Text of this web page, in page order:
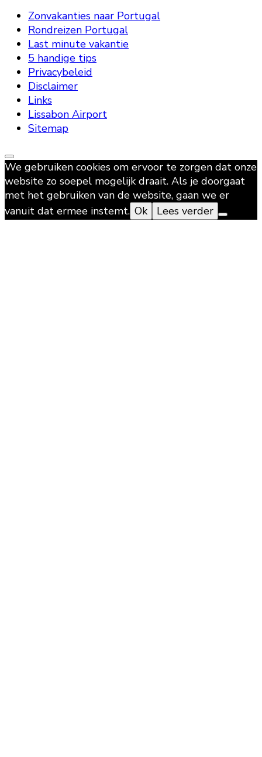
Zonvakanties naar Portugal
Rondreizen Portugal
Last minute vakantie
5 handige tips
Privacybeleid
Disclaimer
Links
Lissabon Airport
Sitemap
We gebruiken cookies om ervoor te zorgen dat onze
website zo soepel mogelijk draait. Als je doorgaat
met het gebruiken van de website, gaan we er
vanuit dat ermee instemt. Ok Lees verder